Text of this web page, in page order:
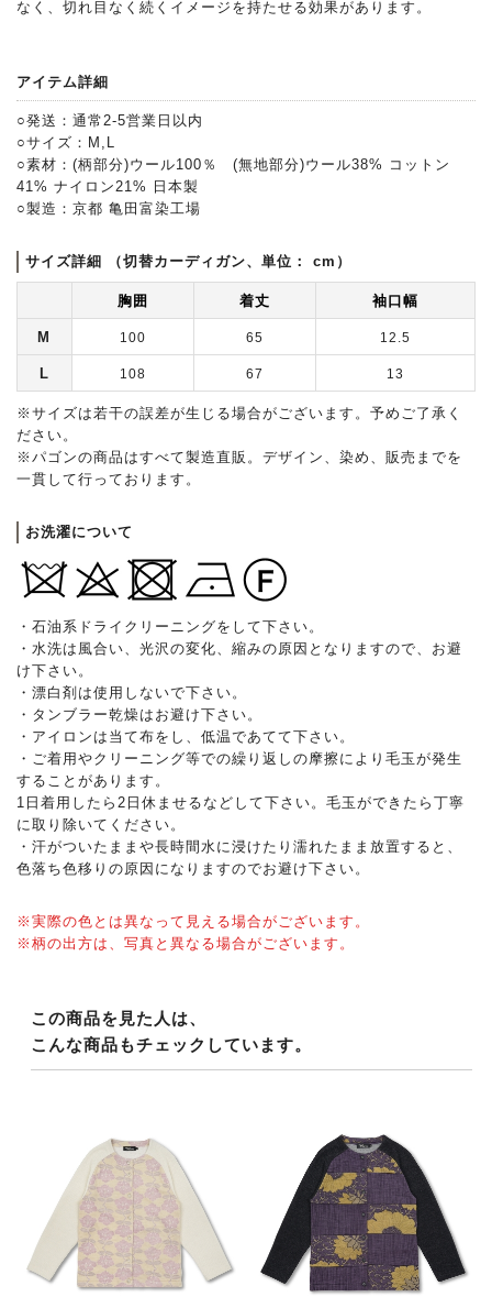
なく、切れ目なく続くイメージを持たせる効果があります。
アイテム詳細
○発送：通常2-5営業日以内
○サイズ：M,L
○素材：(柄部分)ウール100％ (無地部分)ウール38% コットン
41% ナイロン21% 日本製
○製造：京都 亀田富染工場
サイズ詳細 （切替カーディガン、単位： cm）
胸囲 着丈 袖口幅
M 100 65 12.5
L 108 67 13
※サイズは若干の誤差が生じる場合がございます。予めご了承く
ださい。
※パゴンの商品はすべて製造直販。デザイン、染め、販売までを
一貫して行っております。
お洗濯について
・石油系ドライクリーニングをして下さい。
・水洗は風合い、光沢の変化、縮みの原因となりますので、お避
け下さい。
・漂白剤は使用しないで下さい。
・タンブラー乾燥はお避け下さい。
・アイロンは当て布をし、低温であてて下さい。
・ご着用やクリーニング等での繰り返しの摩擦により毛玉が発生
することがあります。
1日着用したら2日休ませるなどして下さい。毛玉ができたら丁寧
に取り除いてください。
・汗がついたままや長時間水に浸けたり濡れたまま放置すると、
色落ち色移りの原因になりますのでお避け下さい。
※実際の色とは異なって見える場合がございます。
※柄の出方は、写真と異なる場合がございます。
この商品を見た人は、
こんな商品もチェックしています。